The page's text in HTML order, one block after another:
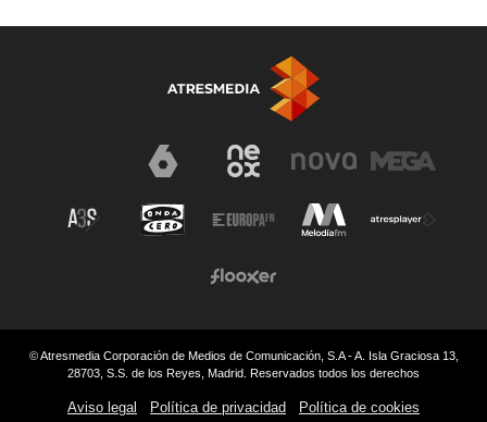
© Atresmedia Corporación de Medios de Comunicación, S.A - A. Isla Graciosa 13,
28703, S.S. de los Reyes, Madrid. Reservados todos los derechos
Aviso legal Política de privacidad Política de cookies